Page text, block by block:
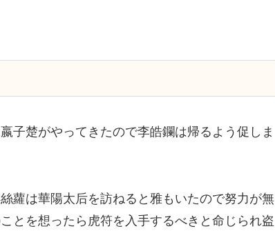
子楚がやってきたので李皓鑭は帰るよう促しま
蘿は華陽太后を訪ねると雅もいたので努力が無
とを想ったら虎符を入手するべきと命じられ盗